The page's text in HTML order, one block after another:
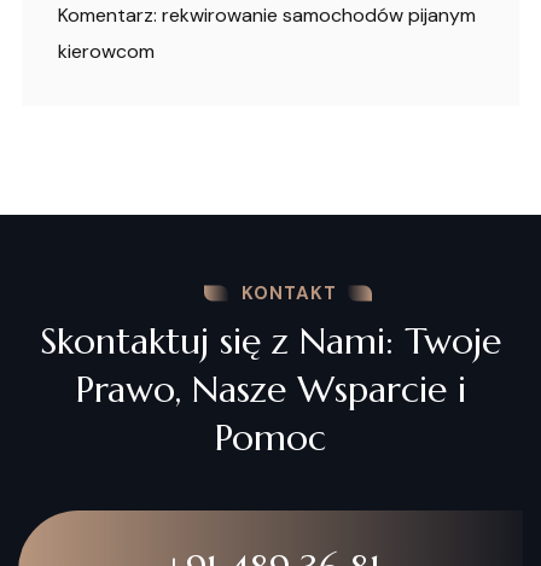
Komentarz: rekwirowanie samochodów pijanym
kierowcom
KONTAKT
Skontaktuj się z Nami: Twoje
Prawo, Nasze Wsparcie i
Pomoc